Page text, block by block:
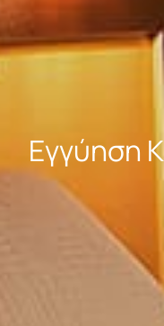
Εγγύηση